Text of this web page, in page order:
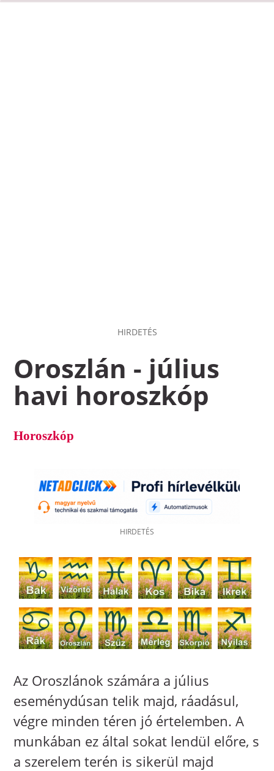
HIRDETÉS
Oroszlán - július
havi horoszkóp
Horoszkóp
Az Oroszlánok számára a július
eseménydúsan telik majd, ráadásul,
végre minden téren jó értelemben. A
munkában ez által sokat lendül előre, s
a szerelem terén is sikerül majd